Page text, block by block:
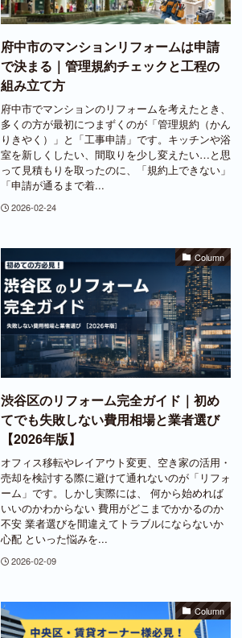
府中市のマンションリフォームは申請
で決まる｜管理規約チェックと工程の
組み立て方
府中市でマンションのリフォームを考えたとき、
多くの方が最初につまずくのが「管理規約（かん
りきやく）」と「工事申請」です。キッチンや浴
室を新しくしたい、間取りを少し変えたい…と思
って見積もりを取ったのに、「規約上できない」
「申請が通るまで着...
2026-02-24
Column
渋谷区のリフォーム完全ガイド｜初め
てでも失敗しない費用相場と業者選び
【2026年版】
オフィス移転やレイアウト変更、空き家の活用・
売却を検討する際に避けて通れないのが「リフォ
ーム」です。しかし実際には、 何から始めれば
いいのかわからない 費用がどこまでかかるのか
不安 業者選びを間違えてトラブルにならないか
心配 といった悩みを...
2026-02-09
Column